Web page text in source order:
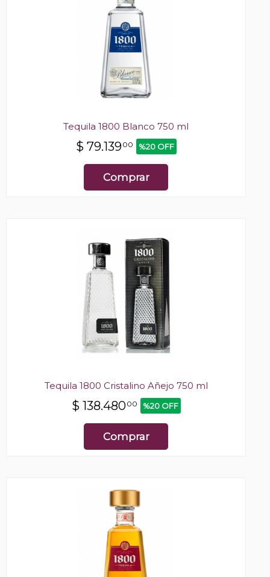
Tequila 1800 Blanco 750 ml
$ 79.13900 %20 OFF
Comprar
Tequila 1800 Cristalino Añejo 750 ml
$ 138.48000 %20 OFF
Comprar